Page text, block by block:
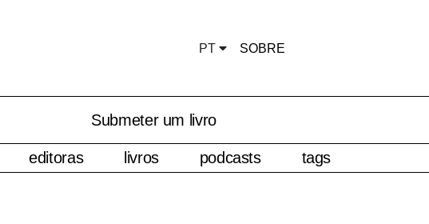
PT SOBRE
Submeter um livro
editoras livros podcasts tags